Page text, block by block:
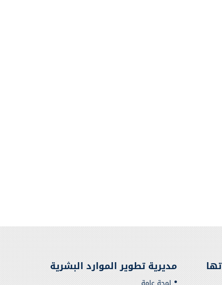
مديرية تطوير الموارد البشرية